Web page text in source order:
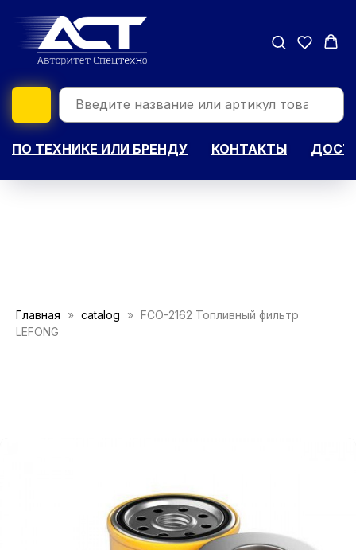
ПО ТЕХНИКЕ ИЛИ БРЕНДУ КОНТАКТЫ
Главная catalog
FCO-2162 Топливный фильтр
LEFONG